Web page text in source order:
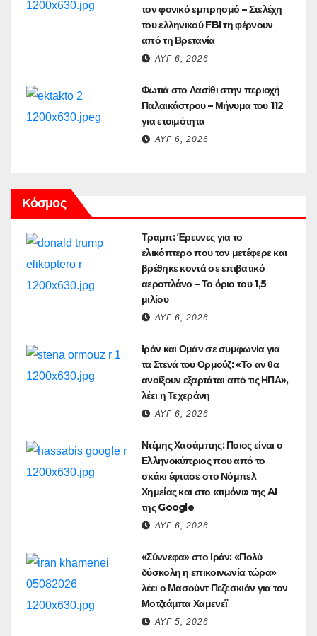
τον φονικό εμπρησμό – Στελέχη
του ελληνικού FBI τη φέρνουν
από τη Βρετανία
ΑΥΓ 6, 2026
Φωτιά στο Λασίθι στην περιοχή
Παλαικάστρου – Μήνυμα του 112
για ετοιμότητα
ΑΥΓ 6, 2026
Κόσμος
Τραμπ: Έρευνες για το
ελικόπτερο που τον μετέφερε και
βρέθηκε κοντά σε επιβατικό
αεροπλάνο – Το όριο του 1,5
μιλίου
ΑΥΓ 6, 2026
Ιράν και Ομάν σε συμφωνία για
τα Στενά του Ορμούζ: «Το αν θα
ανοίξουν εξαρτάται από τις ΗΠΑ»,
λέει η Τεχεράνη
ΑΥΓ 6, 2026
Ντέμης Χασάμπης: Ποιος είναι ο
Ελληνοκύπριος που από το
σκάκι έφτασε στο Νόμπελ
Χημείας και στο «τιμόνι» της AI
της Google
ΑΥΓ 6, 2026
«Σύννεφα» στο Ιράν: «Πολύ
δύσκολη η επικοινωνία τώρα»
λέει ο Μασούντ Πεζεσκιάν για τον
Μοτζτάμπα Χαμενεΐ
ΑΥΓ 5, 2026